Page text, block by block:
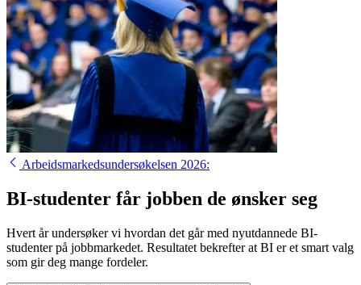
Arbeidsmarkedsundersøkelsen 2026:
BI-studenter får jobben de ønsker seg
Hvert år undersøker vi hvordan det går med nyutdannede BI-
studenter på jobbmarkedet. Resultatet bekrefter at BI er et smart valg
som gir deg mange fordeler.